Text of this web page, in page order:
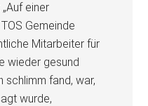
einer
Gemeinde
Mitarbeiter für
wieder gesund
schlimm fand, war,
wurde,